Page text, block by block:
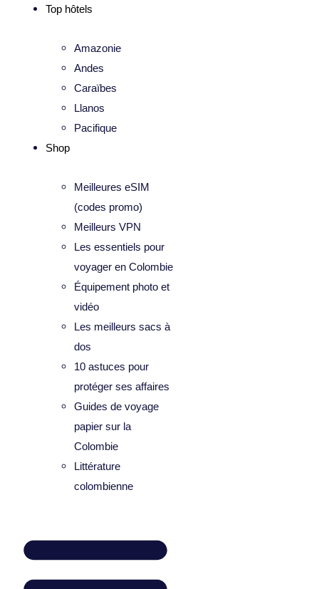
Top hôtels
Amazonie
Andes
Caraïbes
Llanos
Pacifique
Shop
Meilleures eSIM
(codes promo)
Meilleurs VPN
Les essentiels pour
voyager en Colombie
Équipement photo et
vidéo
Les meilleurs sacs à
dos
10 astuces pour
protéger ses affaires
Guides de voyage
papier sur la
Colombie
Littérature
colombienne